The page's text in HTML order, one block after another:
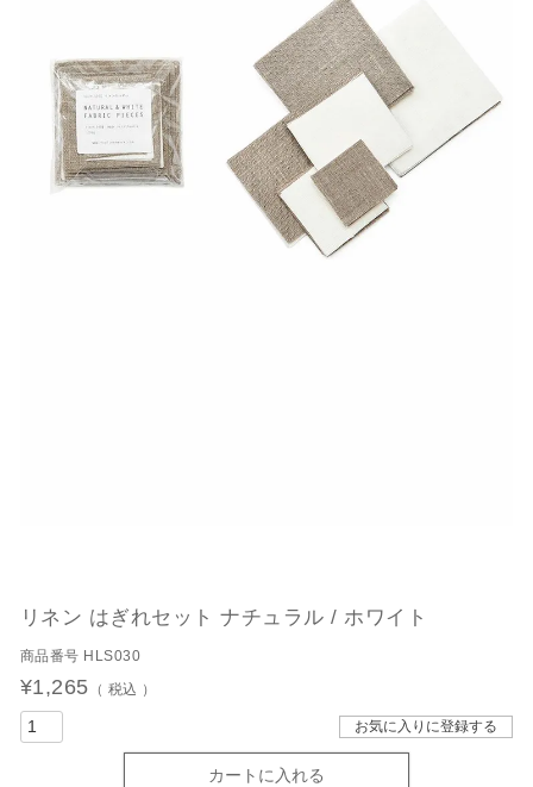
リネン はぎれセット ナチュラル / ホワイト
商品番号 HLS030
¥1,265 税込
お気に入りに登録する
カートに入れる